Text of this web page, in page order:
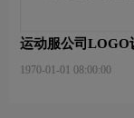
运动服公司LOGO
1970-01-01 08:00:00